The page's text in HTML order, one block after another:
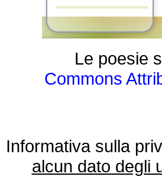
Le poesie
Commons
Informativa sulla
alcun dato degli